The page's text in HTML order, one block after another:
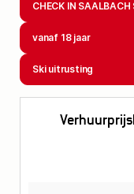
CHECK IN SAALBACH
vanaf 18 jaar
Ski uitrusting